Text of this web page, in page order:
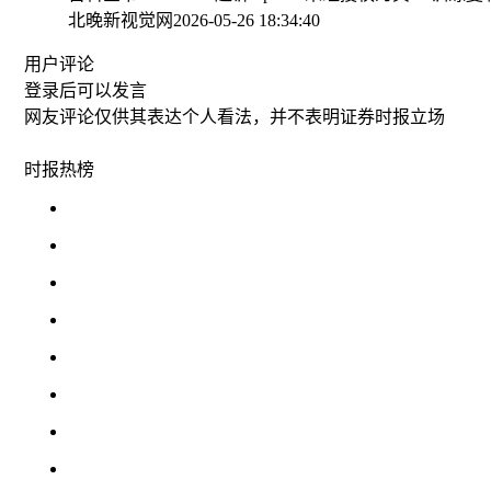
北晚新视觉网 2026-05-26 18:34:40
用户评论
登录后可以发言
网友评论仅供其表达个人看法，并不表明证券时报立场
时报热榜